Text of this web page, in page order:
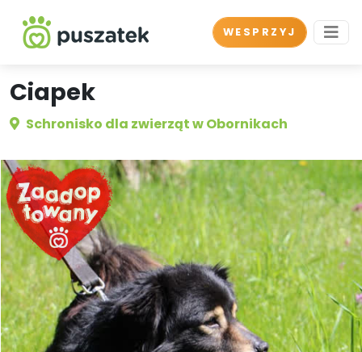
WESPRZYJ
Ciapek
Schronisko dla zwierząt w Obornikach